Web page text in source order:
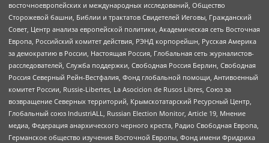
восточноевропейских и международных исследований, Общество
Сторожевой башни, Библии и трактатов Свидетелей Иеговы, Гражданский
Совет, Центр анализа европейской политики, Академическая сеть Восточная
Европа, Российский комитет действия, РЭНД корпорейшн, Русская Америка
за демократию в России, Настоящая Россия, Глобальная сеть журналистов-
расследователей, Служба поддержки, Свободная Россия Берлин, Свободная
Россия Северный Рейн-Вестфалия, Фонд глобальной помощи, Антивоенный
комитет России, Russie-Libertes, La Asocicion de Rusos Libres, Союз за
возвращение Северных территорий, Крымскотатарский Ресурсный Центр,
Глобальный союз IndustriALL, Russian Election Monitor, Article 19, Мнение
медиа, Федерация анархического черного креста, Радио Свободная Европа,
Германское общество изучения Восточной Европы, Фонд имени Фридриха